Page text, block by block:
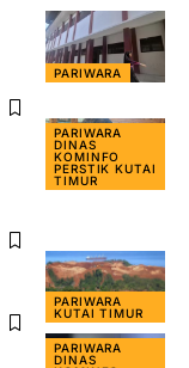
PARIWARA
PARIWARA
DINAS
KOMINFO
PERSTIK KUTAI
TIMUR
PARIWARA
KUTAI TIMUR
PARIWARA
DINAS